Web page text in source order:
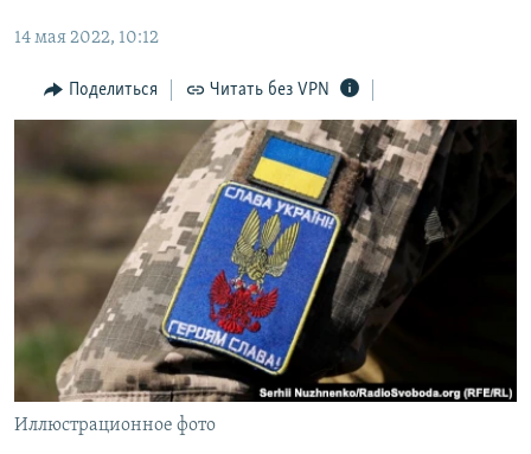
Вернутся
поискуИНФОГРАФИКА
ТЕЛЕПРОЕКТ КРЫМ.РЕАЛИИ
СОВЕТЫ ПРАВОЗАЩИТНИКОВ
ПРОПАВШИЕ БЕЗ ВЕСТИ
ПОБЕДИТЕЛЕЙ НЕ СУДЯТ?
КРЫМ.НЕПОКОРЕННЫЙ
ELIFBE
УКРАИНСКАЯ ПРОБЛЕМА КРЫМА
РАДІО СВОБОДА
КАК ОБОЙТИ БЛОКИРОВКУ
Українською
ПРИСОЕДИНЯЙТЕСЬ!
Все сайты RFE/RL
14 мая 2022, 10:12
Поделиться Читать без VPN
Иллюстрационное фото